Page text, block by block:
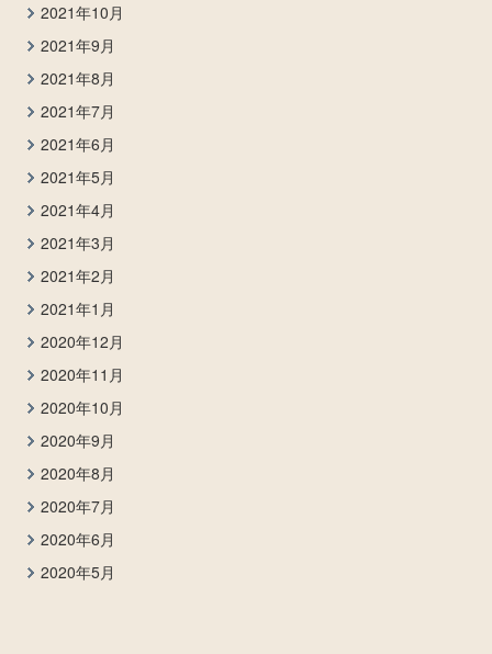
2021年10月
2021年9月
2021年8月
2021年7月
2021年6月
2021年5月
2021年4月
2021年3月
2021年2月
2021年1月
2020年12月
2020年11月
2020年10月
2020年9月
2020年8月
2020年7月
2020年6月
2020年5月